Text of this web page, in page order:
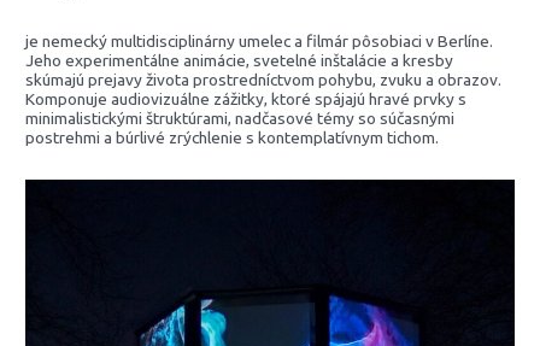
je nemecký multidisciplinárny umelec a filmár pôsobiaci v Berlíne.
Jeho experimentálne animácie, svetelné inštalácie a kresby
skúmajú prejavy života prostredníctvom pohybu, zvuku a obrazov.
Komponuje audiovizuálne zážitky, ktoré spájajú hravé prvky s
minimalistickými štruktúrami, nadčasové témy so súčasnými
postrehmi a búrlivé zrýchlenie s kontemplatívnym tichom.